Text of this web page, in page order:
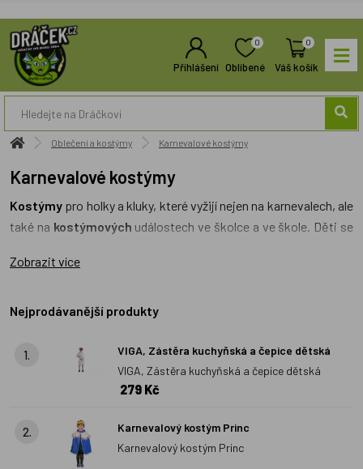
Přihlášení
0
Oblíbené
0
Váš košík
Oblečení a kostýmy Karnevalové kostýmy
Karnevalové kostýmy
Kostýmy pro holky a kluky, které vyžijí nejen na karnevalech, ale
také na kostýmových událostech ve školce a ve škole. Děti se
dětmi oblíbené kostýmy tak můžeme nalézt například zdravotní
výpravčí. Oblíbenou variantou kostýmů jsou ty se zvířátky. Pro
jsou vhodnější
karnevalové kostýmyznázorňující žábu, koně
nebo psa.Karnevalové kostýmyčasto znázorňují také
pohádkové postavy, nejčastěji z
dětské kostýmy lze prát v pračce, jsou ze 100% bavlny, vhodné
i pro alergiky a jsou české výroby.
Zobrazit více
Nejprodávanější produkty
1.
VIGA, Zástěra kuchyňská a čepice dětská
VIGA, Zástěra kuchyňská a čepice dětská
279 Kč
2.
Karnevalový kostým Princ
Karnevalový kostým Princ